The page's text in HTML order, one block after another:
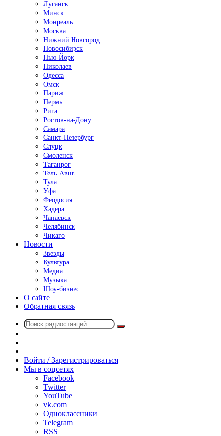
Луганск
Минск
Монреаль
Москва
Нижний Новгород
Новосибирск
Нью-Йорк
Николаев
Одесса
Омск
Париж
Пермь
Рига
Ростов-на-Дону
Самара
Санкт-Петербург
Слуцк
Смоленск
Таганрог
Тель-Авив
Тула
Уфа
Феодосия
Хадера
Чапаевск
Челябинск
Чикаго
Новости
Звезды
Культура
Медиа
Музыка
Шоу-бизнес
О сайте
Обратная связь
Поиск
радио
Войти / Зарегистрироваться
Мы в соцсетях
Facebook
Twitter
YouTube
vk.com
Одноклассники
Telegram
RSS